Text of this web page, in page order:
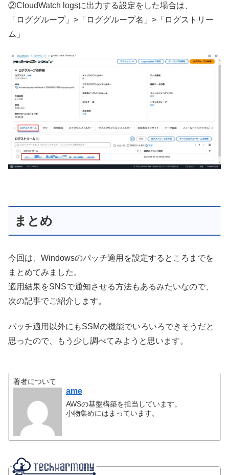
②CloudWatch logsに出力する設定をした場合は、
「ロググループ」>「ロググループ名」>「ログストリー
ム」
まとめ
今回は、Windowsのパッチ適用を設定するところまでを
まとめてみました。
適用結果をSNSで通知させる方法もあるみたいなので、
次の記事でご紹介します。
パッチ適用以外にもSSMの機能でいろいろできそうだと
思ったので、もう少し調べてみようと思います。
著者について
ame
AWSの基盤構築を担当しています。
小物集めにはまっています。